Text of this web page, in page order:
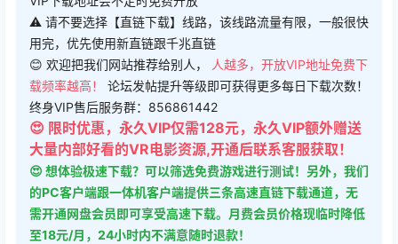
⚠ 请不要选择【直链下载】线路，该线路流量有限，一般很快
用完，优先使用新直链跟千兆直链
😊 欢迎把我们网站推荐给别人，
人越多，开放VIP地址免费下
载频率越高！ 论坛发帖提升等级即可获得更多每日下载次数！
终身VIP售后服务群：856861442
😍 限时优惠，永久VIP仅需128元，永久VIP额外赠送
大量内部好看的VR电影资源,开通后联系客服获取！
😍 想体验极速下载？可以筛选免费游戏进行测试！另外，我们
的PC客户端跟一体机客户端提供三条高速直链下载通道，无
需开通网盘会员即可享受高速下载。月费会员价格现临时降低
至18元/月，24小时内不满意随时退款！